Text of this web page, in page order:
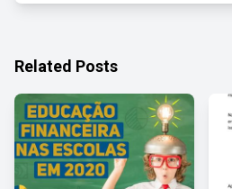
Related Posts